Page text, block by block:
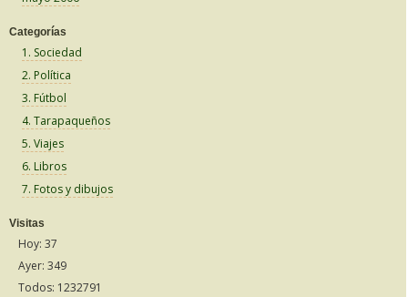
Categorías
1. Sociedad
2. Política
3. Fútbol
4. Tarapaqueños
5. Viajes
6. Libros
7. Fotos y dibujos
Visitas
Hoy: 37
Ayer: 349
Todos: 1232791